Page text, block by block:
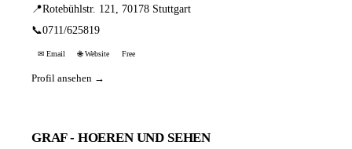
📍Rotebühlstr. 121, 70178 Stuttgart
📞0711/625819
✉ Email 🌐 Website Free
Profil ansehen →
GRAF - HOEREN UND SEHEN